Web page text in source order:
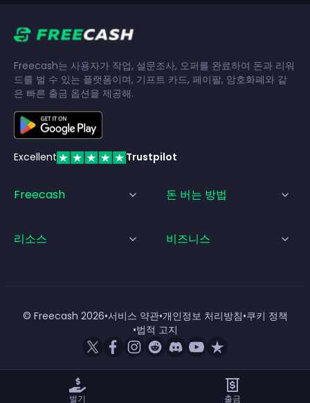
벌기 출금
Freecash는 사용자가 작업, 설문조사, 오퍼를 완료하여 돈과 리워
드를 벌 수 있는 플랫폼이며, 기프트 카드, 페이팔, 암호화폐와 같
은 빠른 출금 옵션을 제공해.
Excellent Trustpilot
Freecash 돈 버는 방법
리소스 비즈니스
© Freecash 2026•서비스 약관•개인정보 처리방침•쿠키 정책
•법적 고지